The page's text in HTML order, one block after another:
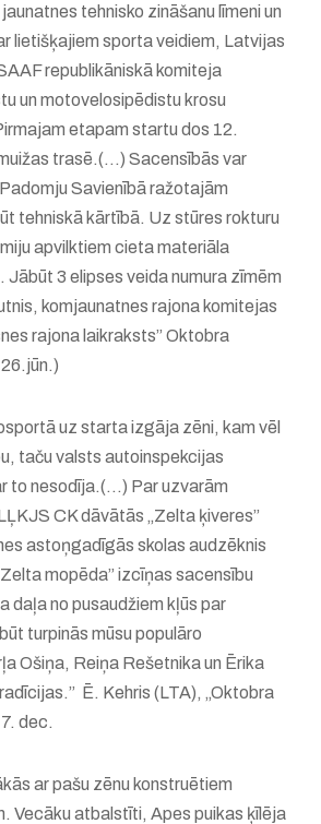
tehnisko zināšanu līmeni un
lietišķajiem sporta veidiem, Latvijas
republikāniskā komiteja
un motovelosipēdistu krosu
etapam startu dos 12.
trasē.(...) Sacensībās var
Savienībā ražotajām
tehniskā kārtībā. Uz stūres rokturu
apvilktiem cieta materiāla
3 elipses veida numura zīmēm
komjaunatnes rajona komitejas
rajona laikraksts” Oktobra
uz starta izgāja zēni, kam vēl
taču valsts autoinspekcijas
to nesodīja.(...) Par uzvarām
CK dāvātās „Zelta ķiveres”
astoņgadīgās skolas audzēknis
mopēda” izcīņas sacensību
daļa no pusaudžiem kļūs par
turpinās mūsu populāro
Ošiņa, Reiņa Rešetnika un Ērika
Ē. Kehris (LTA), „Oktobra
dec.
ar pašu zēnu konstruētiem
Vecāku atbalstīti, Apes puikas ķīlēja